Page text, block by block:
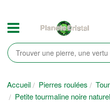
Accueil Pierres roulées
Petite tourmaline noire